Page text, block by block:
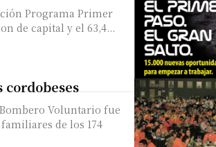
Programa Primer
de capital y el 63,4...
cordobeses
Voluntario fue
de los 174